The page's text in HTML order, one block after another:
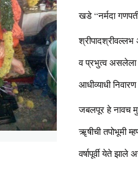
खडे “नर्मदा
श्रीपादश्रीवल्लभ
व प्रभुत्व असलेला
आधीव्याधी
जबलपूर हे नावच
ॠषीची तपोभूमी
वर्षापूर्वी येते